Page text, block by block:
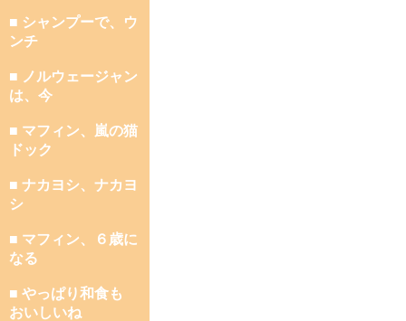
■ シャンプーで、ウ
ンチ
■ ノルウェージャン
は、今
■ マフィン、嵐の猫
ドック
■ ナカヨシ、ナカヨ
シ
■ マフィン、６歳に
なる
■ やっぱり和食も
おいしいね